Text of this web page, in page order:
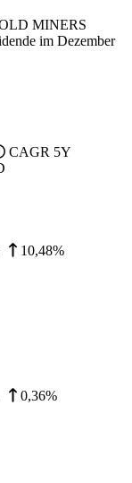
MINERS
im Dezember
CAGR 5Y
10,48%
0,36%